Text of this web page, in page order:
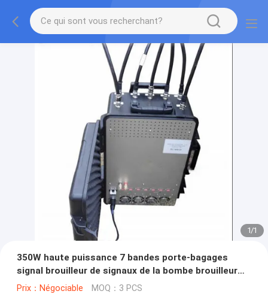
1/1
350W haute puissance 7 bandes porte-bagages
signal brouilleur de signaux de la bombe brouilleur
avec fréquences personnalisables
Prix：Négociable MOQ：3 PCS